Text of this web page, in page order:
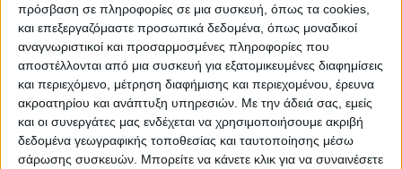
πρόσβαση σε πληροφορίες σε μια συσκευή, όπως τα cookies,
και επεξεργαζόμαστε προσωπικά δεδομένα, όπως μοναδικοί
αναγνωριστικοί και προσαρμοσμένες πληροφορίες που
αποστέλλονται από μια συσκευή για εξατομικευμένες διαφημίσεις
και περιεχόμενο, μέτρηση διαφήμισης και περιεχομένου, έρευνα
ακροατηρίου και ανάπτυξη υπηρεσιών. Με την άδειά σας, εμείς
και οι συνεργάτες μας ενδέχεται να χρησιμοποιήσουμε ακριβή
δεδομένα γεωγραφικής τοποθεσίας και ταυτοποίησης μέσω
σάρωσης συσκευών. Μπορείτε να κάνετε κλικ για να συναινέσετε
μεγάλες εκκρεμότητες στις πληρωμές από
τον ΟΠΕΚΕΠΕ και αναφέρθηκε στο ίδιο το
σκάνδαλο στον Οργανισμό. «Κάποιοι
φάγανε χρήματα, τα οποία έπρεπε να
δοθούν στους αγρότες και στους
κτηνοτρόφους. Αντί τα ονόματα να δοθούν
και στη δημοσιότητα, να τα μάθουμε κι